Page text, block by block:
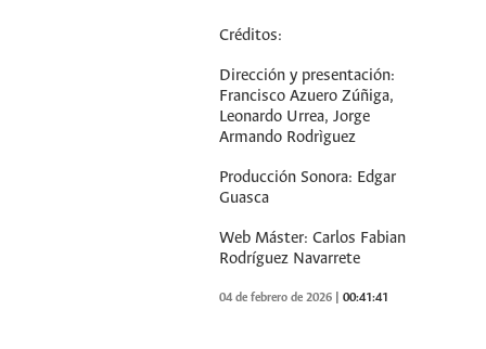
Créditos:
Dirección y presentación:
Francisco Azuero Zúñiga,
Leonardo Urrea, Jorge
Armando Rodrìguez
Producción Sonora: Edgar
Guasca
Web Máster: Carlos Fabian
Rodríguez Navarrete
04 de febrero de 2026 |00:41:41